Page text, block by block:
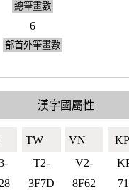
總筆畫數
6
部首外筆畫數
漢字國屬性
TW🇹🇼
T2-
3F7D
VN🇻🇳
V2-
8F62